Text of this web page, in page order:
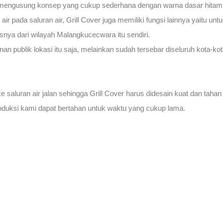
konsep yang cukup sederhana dengan warna dasar
pada saluran air, Grill Cover juga memiliki fungsi lainnya yaitu
dari wilayah Malangkucecwara itu sendiri.
publik lokasi itu saja, melainkan sudah tersebar diseluruh kota-
air jalan sehingga Grill Cover harus didesain kuat dan
kami dapat bertahan untuk waktu yang cukup lama.